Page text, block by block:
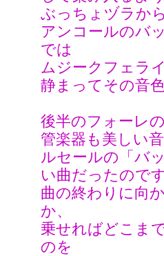
ぶっちょヅラか
アンコールのバ
では
ムジークフェラ
静まってその音
後半のフォーレ
管楽器も美しい
ルセールの「バ
い曲だったのです
曲の終わりに向
か、
乗せればどこま
のを